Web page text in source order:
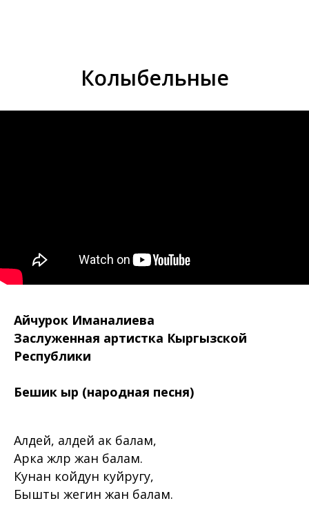
Колыбельные
Айчурок Иманалиева
Заслуженная артистка Кыргызской
Республики
Бешик ыр (народная песня)
Алдей, алдей ак балам,
Арка жөлөөр жан балам.
Кунан койдун куйругу,
Бышты жегин жан балам.